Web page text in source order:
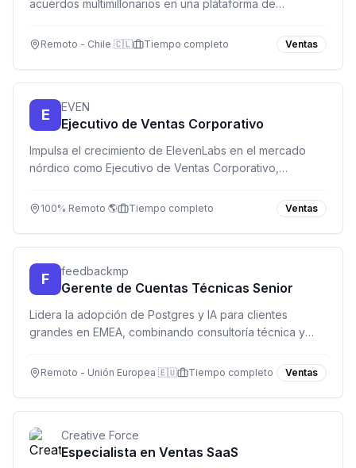
acuerdos multimillonarios en una plataforma de
y dominio de MEDDPICC.
Remoto - Chile 🇨🇱 Tiempo completo Ventas
E EVEN
Ejecutivo de Ventas Corporativo
Impulsa el crecimiento de ElevenLabs en el mercado
nórdico como Ejecutivo de Ventas Corporativo,
cerrando acuerdos de alto impacto.
100% Remoto 🌎 Tiempo completo Ventas
F feedbackmp
Gerente de Cuentas Técnicas Senior
Lidera la adopción de Postgres y IA para clientes
grandes en EMEA, combinando consultoría técnica y
Remoto - Unión Europea 🇪🇺 Tiempo completo Ventas
Creative Force
Especialista en Ventas SaaS